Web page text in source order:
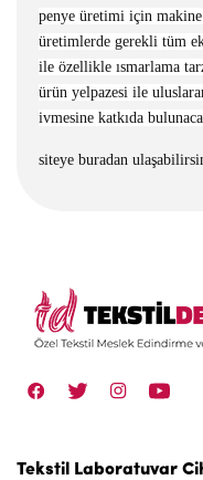
penye üretimi için makine
üretimlerde gerekli tüm
ile özellikle ısmarlama
ürün yelpazesi ile
ivmesine katkıda
siteye buradan
Tekstil Laboratuvar